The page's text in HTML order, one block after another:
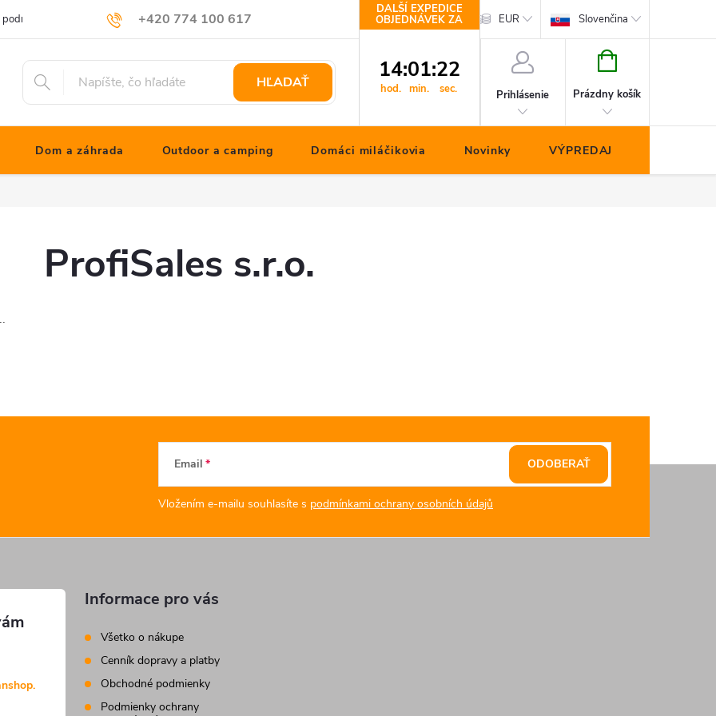
+420 774 100 617
info@jonathanshop.cz
Podmienky ochrany osobných údajov Blog JONATHNshop.cz Kontakty EUR Slovenčina
HĽADAŤ
DALŠÍ EXPEDICE
OBJEDNÁVEK ZA
14
hod.
:01
min.
:21
sec. Prihlásenie
NÁKUPNÝ
Prázdny košík
Dom a záhrada Outdoor a camping Domáci miláčikovia Novinky VÝPREDAJ
ProfiSales s.r.o.
Email
Vložením e-mailu souhlasíte s podmínkami ochrany osobních údajů
ODOBERAŤ
Informace pro vás
Všetko o nákupe
Cenník dopravy a platby
Obchodné podmienky
Podmienky ochrany